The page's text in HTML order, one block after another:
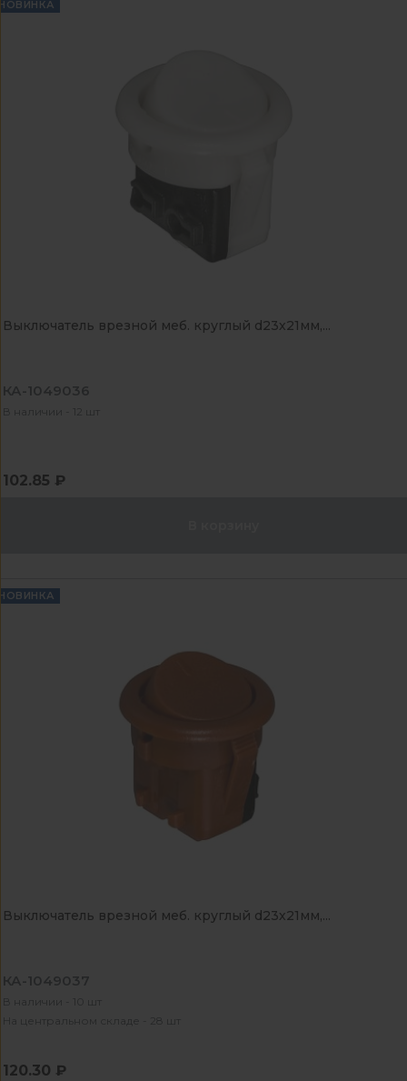
Выключатель врезной меб. круглый d23х21мм,...
КА-1049036
В наличии - 12 шт
102.85 ₽
Выключатель врезной меб. круглый d23х21мм,...
КА-1049037
В наличии - 10 шт
На центральном складе - 28 шт
120.30 ₽